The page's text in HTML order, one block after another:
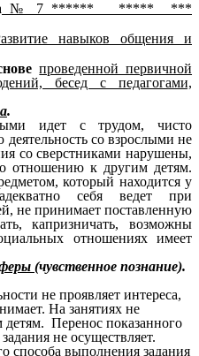
№ 7 ****** ***** ***
навыков общения и
проведенной первичной
бесед с педагогами,
.
идет с трудом, чисто
со взрослыми не
со сверстниками нарушены,
отношению к другим детям.
который находится у
себя ведет при
не принимает поставленную
капризничать, возможны
отношениях имеет
(чувственное познание).
не проявляет интереса,
На занятиях не
детям. Перенос показанного
не осуществляет.
способа выполнения задания